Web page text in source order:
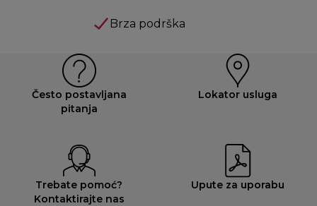
Brza podrška
Često postavljana
pitanja
Lokator usluga
Trebate pomoć?
Kontaktirajte nas
Upute za uporabu